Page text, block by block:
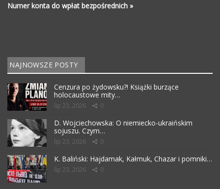
Numer konta do wpłat bezpośrednich »
NAJNOWSZE POSTY
Cenzura po żydowsku?! Książki burzące
holocaustowe mity…
lip 23, 2026 0
D. Wojciechowska: O niemiecko-ukraińskim
sojuszu. Czym…
lip 23, 2026 0
K. Baliński: Hajdamak, Kałmuk, Chazar i pomniki…
lip 23, 2026 0